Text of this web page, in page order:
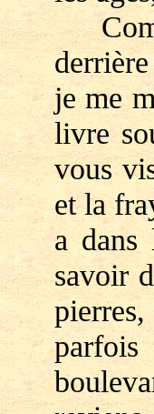
je me
livre
vous
et la
a dans
savoir
parfois